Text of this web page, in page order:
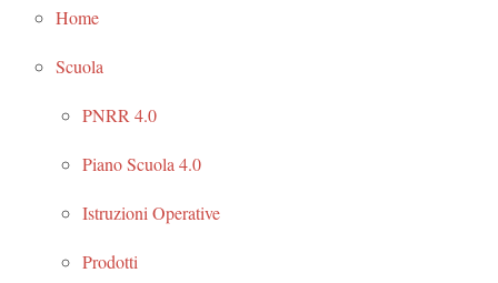
Home
Scuola
PNRR 4.0
Piano Scuola 4.0
Istruzioni Operative
Prodotti